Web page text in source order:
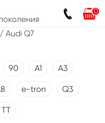
0
/ Audi Q7
90 A1 A3
e-tron Q3
TT